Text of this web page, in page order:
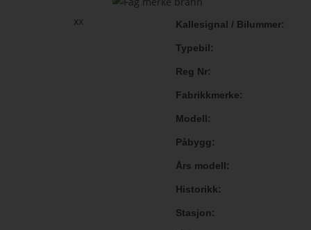
xx Kallesignal / Bilummer
Typebil
Reg Nr
Fabrikkmerke
Modell
Påbygg
Års modell
Historikk
Stasjon